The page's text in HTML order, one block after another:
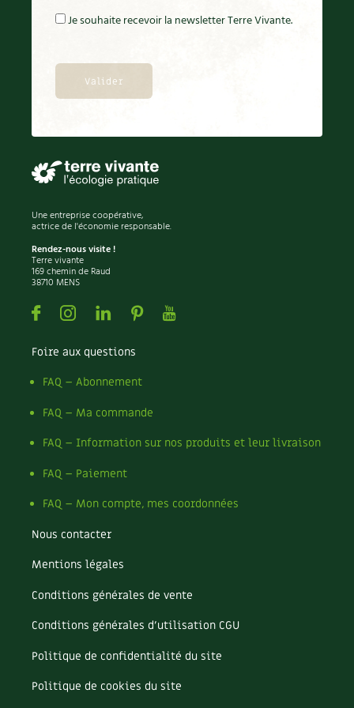
Je souhaite recevoir la newsletter Terre Vivante.
Une entreprise coopérative,
actrice de l'économie responsable.
Rendez-nous visite !
Terre vivante
169 chemin de Raud
38710 MENS
FacebookInstagramLinkedin
PinterestYoutube
Foire aux questions
FAQ – Abonnement
FAQ – Ma commande
FAQ – Information sur nos produits et leur livraison
FAQ – Paiement
FAQ – Mon compte, mes coordonnées
Nous contacter
Mentions légales
Conditions générales de vente
Conditions générales d’utilisation CGU
Politique de confidentialité du site
Politique de cookies du site